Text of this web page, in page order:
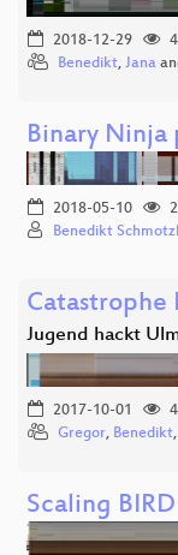
2018-12-29
Benedikt, Jana
Binary
2018-05-10
Benedikt
Catastrophe
Jugend hackt
2017-10-01
Gregor, Benedikt,
Scaling